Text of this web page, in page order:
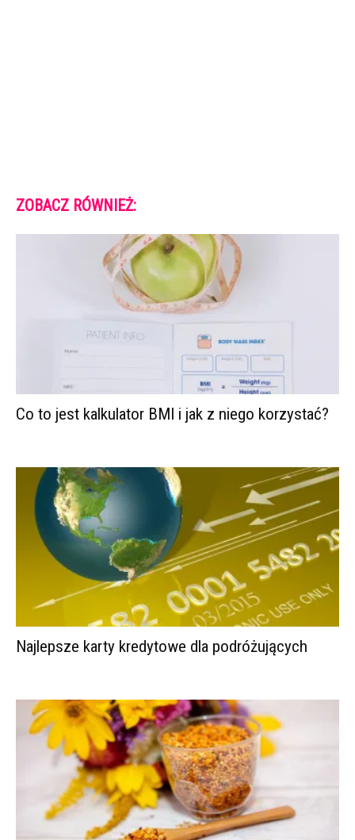
ZOBACZ RÓWNIEŻ:
Co to jest kalkulator BMI i jak z niego korzystać?
Najlepsze karty kredytowe dla podróżujących